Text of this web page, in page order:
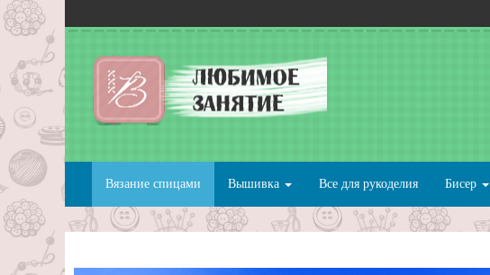
Вязание спицами Вышивка Все для рукоделия Бисер